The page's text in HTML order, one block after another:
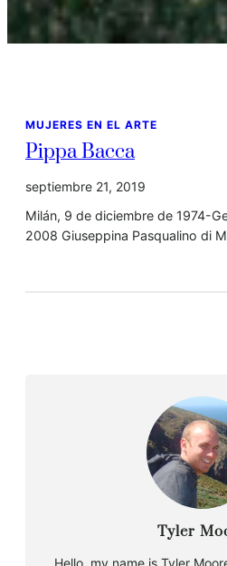
MUJERES EN EL ARTE
Pippa Bacca
septiembre 21, 2019
Milán, 9 de diciembre de 1974-
2008 Giuseppina Pasqualino di
Tyler